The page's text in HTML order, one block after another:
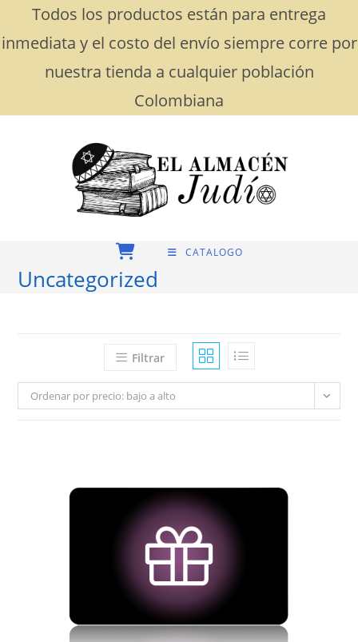
Todos los productos están para entrega
inmediata y el costo del envío siempre corre por
nuestra tienda a cualquier población
Colombiana
CATALOGO
Uncategorized
Filtrar
Ordenar por precio: bajo a alto